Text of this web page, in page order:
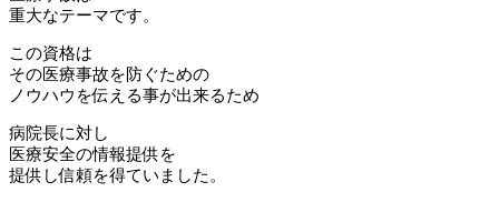
重大なテーマです。
この資格は
その医療事故を防ぐための
ノウハウを伝える事が出来るため
病院長に対し
医療安全の情報提供を
提供し信頼を得ていました。